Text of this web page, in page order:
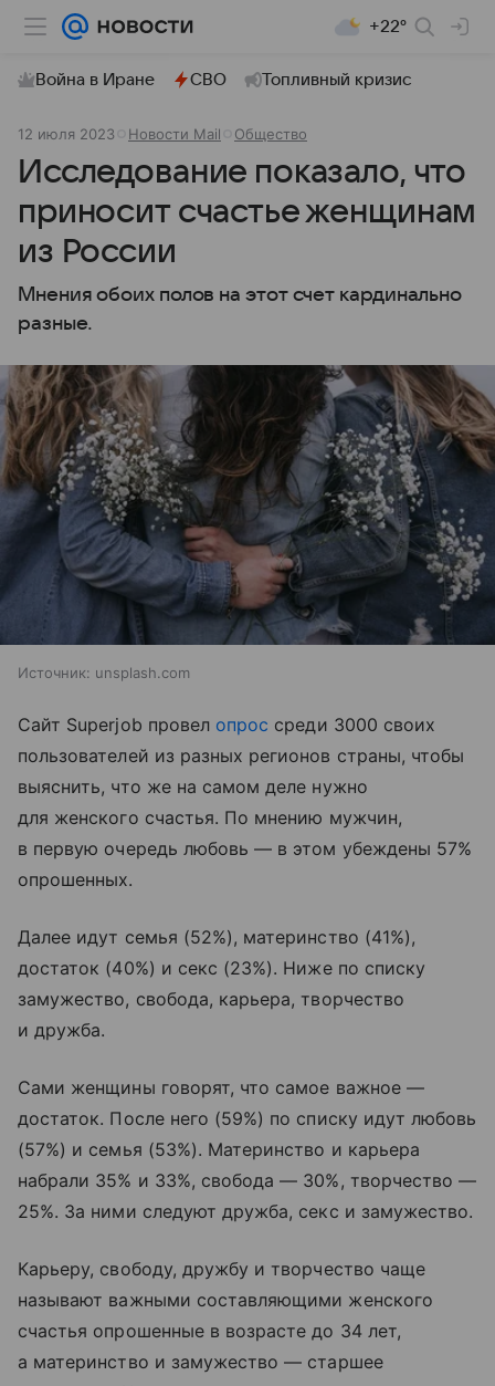
+22°
Война в Иране СВО Топливный кризис
12 июля 2023 Новости Mail Общество
Исследование показало, что
приносит счастье женщинам
из России
Мнения обоих полов на этот счет кардинально
разные.
Источник: unsplash.com
Сайт Superjob провел опрос среди 3000 своих
пользователей из разных регионов страны, чтобы
выяснить, что же на самом деле нужно
для женского счастья. По мнению мужчин,
в первую очередь любовь — в этом убеждены 57%
опрошенных.
Далее идут семья (52%), материнство (41%),
достаток (40%) и секс (23%). Ниже по списку
замужество, свобода, карьера, творчество
и дружба.
Сами женщины говорят, что самое важное —
достаток. После него (59%) по списку идут любовь
(57%) и семья (53%). Материнство и карьера
набрали 35% и 33%, свобода — 30%, творчество —
25%. За ними следуют дружба, секс и замужество.
Карьеру, свободу, дружбу и творчество чаще
называют важными составляющими женского
счастья опрошенные в возрасте до 34 лет,
а материнство и замужество — старшее